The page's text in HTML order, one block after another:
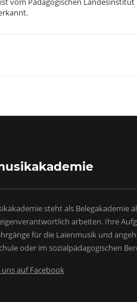
steht als Belegakademie
arbeiten. Ihre
für die Laienmusik und
oder im sozialpädagogischen
uns auf Facebook